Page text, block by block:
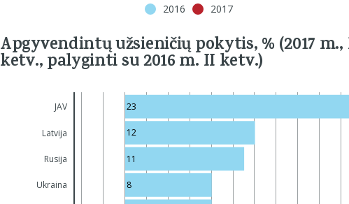
2016 2017
Apgyvendintų užsieničių pokytis, % (2017
ketv., palyginti su 2016 m. II ketv.)
JAV
Latvija
Rusija
Ukraina
23
12
11
8